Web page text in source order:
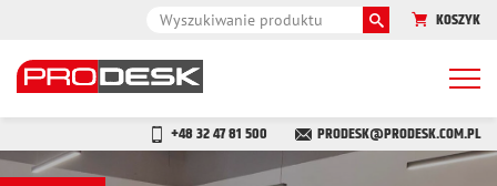
KOSZYK
+48 32 47 81 500 PRODESK@PRODESK.COM.PL